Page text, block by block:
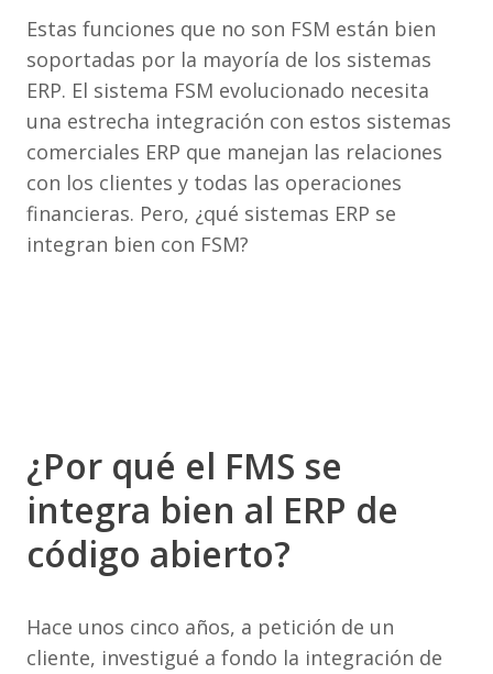
Estas funciones que no son FSM están bien
soportadas por la mayoría de los sistemas
ERP. El sistema FSM evolucionado necesita
una estrecha integración con estos sistemas
comerciales ERP que manejan las relaciones
con los clientes y todas las operaciones
financieras. Pero, ¿qué sistemas ERP se
integran bien con FSM?
¿Por qué el FMS se
integra bien al ERP de
código abierto?
Hace unos cinco años, a petición de un
cliente, investigué a fondo la integración de